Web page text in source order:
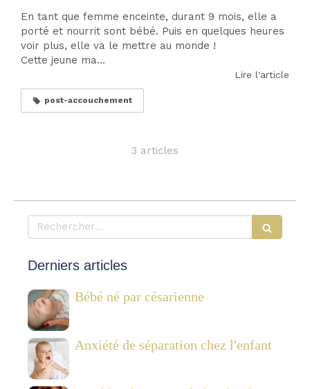
En tant que femme enceinte, durant 9 mois, elle a
porté et nourrit sont bébé. Puis en quelques heures
voir plus, elle va le mettre au monde !
Cette jeune ma...
Lire l'article
post-accouchement
3 articles
Rechercher
Derniers articles
Bébé né par césarienne
Anxiété de séparation chez l'enfant